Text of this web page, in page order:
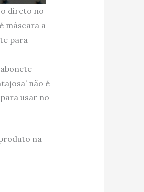
direto no
máscara a
para
não é
usar no
na